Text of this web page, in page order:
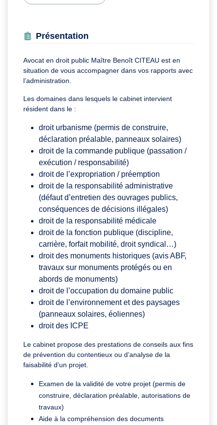
Présentation
Avocat en droit public Maître Benoît CITEAU est en
situation de vous accompagner dans vos rapports avec
l’administration.
Les domaines dans lesquels le cabinet intervient
résident dans le :
droit urbanisme (permis de construire,
déclaration préalable, panneaux solaires)
droit de la commande publique (passation /
exécution / responsabilité)
droit de l’expropriation / préemption
droit de la responsabilité administrative
(défaut d’entretien des ouvrages publics,
conséquences de décisions illégales)
droit de la responsabilité médicale
droit de la fonction publique (discipline,
carrière, forfait mobilité, droit syndical…)
droit des monuments historiques (avis ABF,
travaux sur monuments protégés ou en
abords de monuments)
droit de l’occupation du domaine public
droit de l’environnement et des paysages
(panneaux solaires, éoliennes)
droit des ICPE
Le cabinet propose des prestations de conseils aux fins
de prévention du contentieux ou d’analyse de la
faisabilité d’un projet.
Examen de la validité de votre projet (permis de
construire, déclaration préalable, autorisations de
travaux)
Aide à la compréhension des documents